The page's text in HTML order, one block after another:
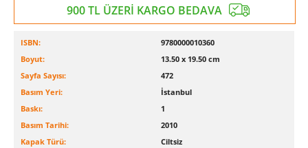
900 TL ÜZERİ KARGO BEDAVA
ISBN:
9780000010360
Boyut:
13.50 x 19.50 cm
Sayfa Sayısı:
472
Basım Yeri:
İstanbul
Baskı:
1
Basım Tarihi:
2010
Kapak Türü:
Ciltsiz